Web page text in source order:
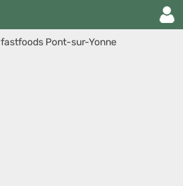
fastfoods Pont-sur-Yonne